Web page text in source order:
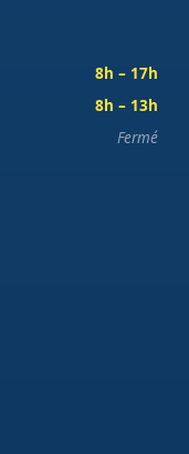
8h – 17h
8h – 13h
Fermé